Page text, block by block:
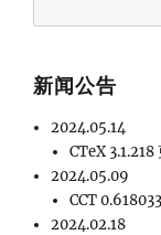
新闻公告
2024.05.14
CTeX 3.1.218
2024.05.09
CCT
2024.02.18